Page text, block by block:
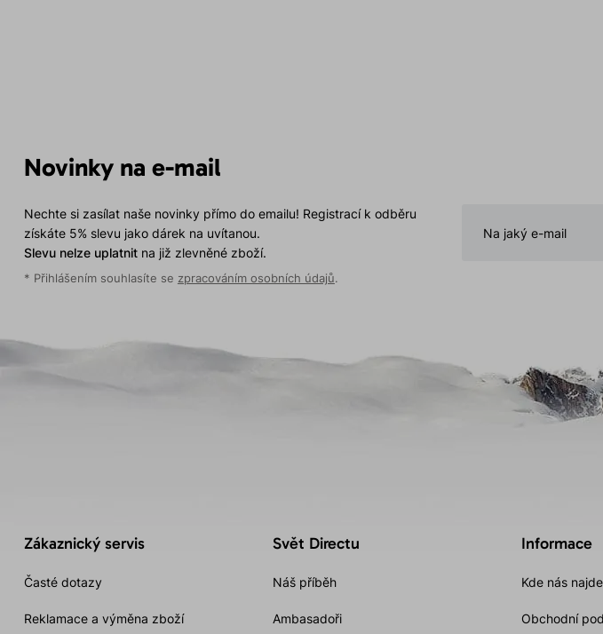
Novinky na e-mail
Nechte si zasílat naše novinky přímo do emailu! Registrací k odběru
získáte 5% slevu jako dárek na uvítanou.
Slevu nelze uplatnitna již zlevněné zboží.
* Přihlášením souhlasíte se zpracováním osobních údajů.
Zákaznický servis
Časté dotazy
Reklamace a výměna zboží
Svět Directu
Náš příběh
Ambasadoři
Informace
Kde nás
Obchodní